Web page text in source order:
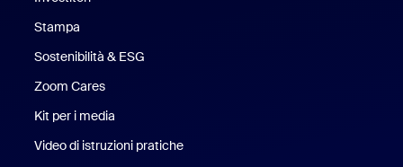
Stampa
Sostenibilità & ESG
Zoom Cares
Kit per i media
Video di istruzioni pratiche